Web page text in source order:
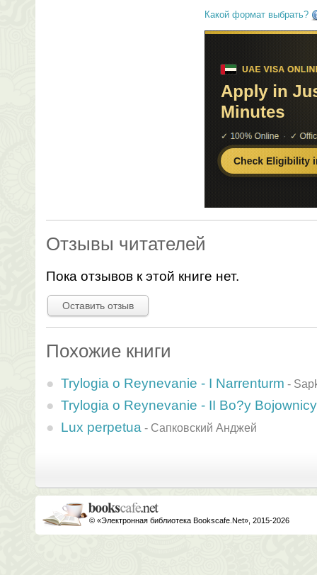
Какой формат выбрать?
Отзывы читателей
Пока отзывов к этой книге нет.
Оставить отзыв
Похожие книги
Trylogia o Reynevanie - I Narrenturm -
Trylogia o Reynevanie - II Bo?y Bojownicy
Lux perpetua - Сапковский Анджей
© «Электронная библиотека Bookscafe.Net», 2015-2026